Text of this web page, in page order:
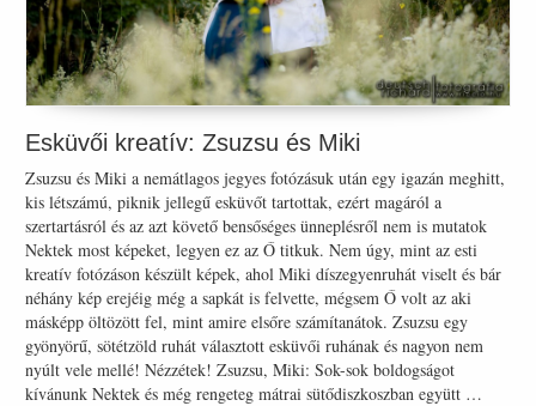
Esküvői kreatív: Zsuzsu és Miki
Zsuzsu és Miki a nemátlagos jegyes fotózásuk után egy igazán meghitt,
kis létszámú, piknik jellegű esküvőt tartottak, ezért magáról a
szertartásról és az azt követő bensőséges ünneplésről nem is mutatok
Nektek most képeket, legyen ez az Ő titkuk. Nem úgy, mint az esti
kreatív fotózáson készült képek, ahol Miki díszegyenruhát viselt és bár
néhány kép erejéig még a sapkát is felvette, mégsem Ő volt az aki
másképp öltözött fel, mint amire elsőre számítanátok. Zsuzsu egy
gyönyörű, sötétzöld ruhát választott esküvői ruhának és nagyon nem
nyúlt vele mellé! Nézzétek! Zsuzsu, Miki: Sok-sok boldogságot
kívánunk Nektek és még rengeteg mátrai sütődiszkoszban együtt …